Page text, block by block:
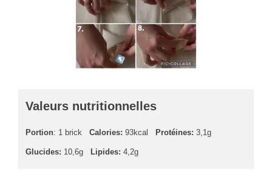
Valeurs nutritionnelles
Portion: 1 brick Calories: 93kcal Protéines: 3,1g
Glucides: 10,6g Lipides: 4,2g